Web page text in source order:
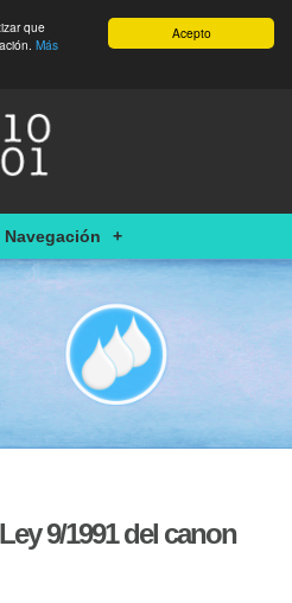
Acepto
que
Más
Navegación +
9/1991 del canon